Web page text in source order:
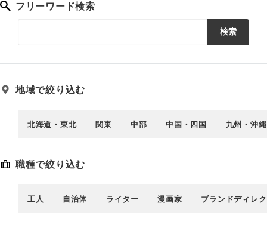
フリーワード検索
検索
地域で絞り込む
北海道・東北 関東 中部 中国・四国 九州・沖縄
職種で絞り込む
工人 自治体 ライター 漫画家 ブランドディレ